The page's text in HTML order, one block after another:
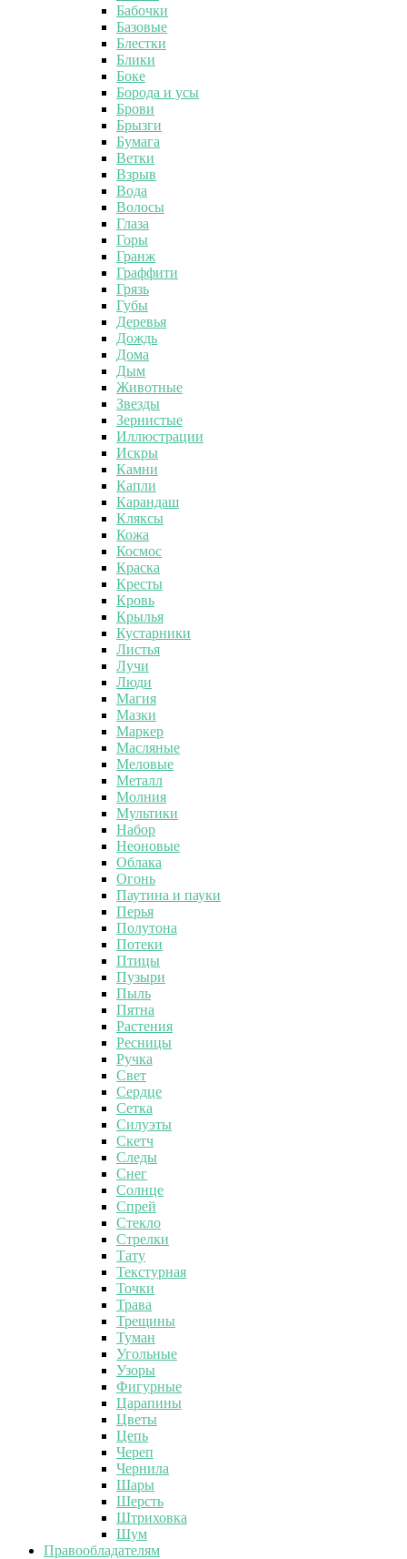
Бабочки
Базовые
Блестки
Блики
Боке
Борода и усы
Брови
Брызги
Бумага
Ветки
Взрыв
Вода
Волосы
Глаза
Горы
Гранж
Граффити
Грязь
Губы
Деревья
Дождь
Дома
Дым
Животные
Звезды
Зернистые
Иллюстрации
Искры
Камни
Капли
Карандаш
Кляксы
Кожа
Космос
Краска
Кресты
Кровь
Крылья
Кустарники
Листья
Лучи
Люди
Магия
Мазки
Маркер
Масляные
Меловые
Металл
Молния
Мультики
Набор
Неоновые
Облака
Огонь
Паутина и пауки
Перья
Полутона
Потеки
Птицы
Пузыри
Пыль
Пятна
Растения
Ресницы
Ручка
Свет
Сердце
Сетка
Силуэты
Скетч
Следы
Снег
Солнце
Спрей
Стекло
Стрелки
Тату
Текстурная
Точки
Трава
Трещины
Туман
Угольные
Узоры
Фигурные
Царапины
Цветы
Цепь
Череп
Чернила
Шары
Шерсть
Штриховка
Шум
Правообладателям